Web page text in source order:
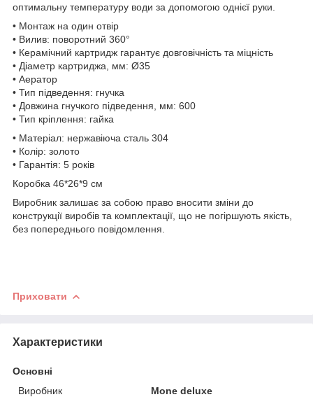
оптимальну температуру води за допомогою однієї руки.
• Монтаж на один отвір
• Вилив: поворотний 360°
• Керамічний картридж гарантує довговічність та міцність
• Діаметр картриджа, мм: Ø35
• Аератор
• Тип підведення: гнучка
• Довжина гнучкого підведення, мм: 600
• Тип кріплення: гайка
• Матеріал: нержавіюча сталь 304
• Колір: золото
• Гарантія: 5 років
Коробка 46*26*9 см
Виробник залишає за собою право вносити зміни до
конструкції виробів та комплектації, що не погіршують якість,
без попереднього повідомлення.
Приховати
Характеристики
Основні
Виробник
Mone deluxe